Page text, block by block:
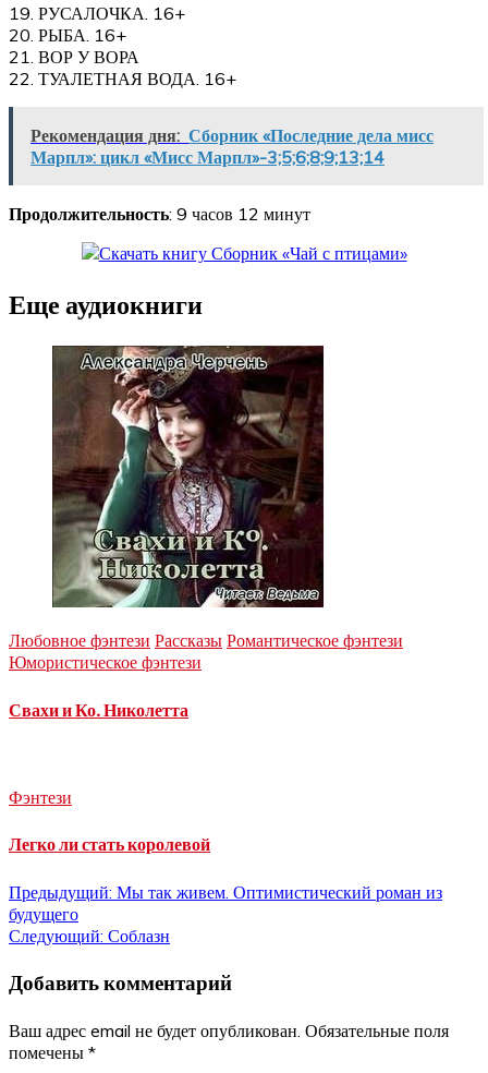
19. РУСАЛОЧКА. 16+
20. РЫБА. 16+
21. ВОР У ВОРА
22. ТУАЛЕТНАЯ ВОДА. 16+
Рекомендация дня: Сборник «Последние дела мисс
Марпл»: цикл «Мисс Марпл»-3;5;6;8;9;13;14
Продолжительность: 9 часов 12 минут
Еще аудиокниги
Любовное фэнтези Рассказы Романтическое фэнтези
Юмористическое фэнтези
Свахи и Ко. Николетта
Фэнтези
Легко ли стать королевой
Навигация
по
записям
Предыдущий: Мы так живем. Оптимистический роман из
будущего
Следующий: Соблазн
Добавить комментарий
Ваш адрес email не будет опубликован. Обязательные поля
помечены *